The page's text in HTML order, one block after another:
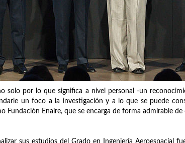
solo por lo que significa a nivel personal -un
un foco a la investigación y a lo que se puede
Fundación Enaire, que se encarga de forma admirable
sus estudios del Grado en Ingeniería Aeroespacial